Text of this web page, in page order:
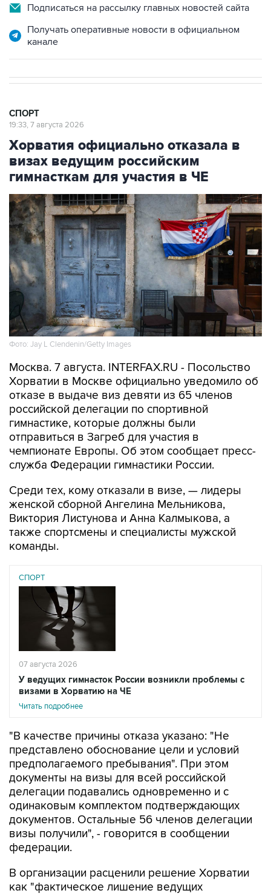
Подписаться на рассылку главных новостей сайта
Получать оперативные новости в официальном
канале
СПОРТ
19:33, 7 августа 2026
Хорватия официально отказала в
визах ведущим российским
гимнасткам для участия в ЧЕ
Фото: Jay L Clendenin/Getty Images
Москва. 7 августа. INTERFAX.RU - Посольство
Хорватии в Москве официально уведомило об
отказе в выдаче виз девяти из 65 членов
российской делегации по спортивной
гимнастике, которые должны были
отправиться в Загреб для участия в
чемпионате Европы. Об этом сообщает пресс-
служба Федерации гимнастики России.
Среди тех, кому отказали в визе, — лидеры
женской сборной Ангелина Мельникова,
Виктория Листунова и Анна Калмыкова, а
также спортсмены и специалисты мужской
команды.
СПОРТ
07 августа 2026
У ведущих гимнасток России возникли проблемы с
визами в Хорватию на ЧЕ
Читать подробнее
"В качестве причины отказа указано: "Не
представлено обоснование цели и условий
предполагаемого пребывания". При этом
документы на визы для всей российской
делегации подавались одновременно и с
одинаковым комплектом подтверждающих
документов. Остальные 56 членов делегации
визы получили", - говорится в сообщении
федерации.
В организации расценили решение Хорватии
как "фактическое лишение ведущих